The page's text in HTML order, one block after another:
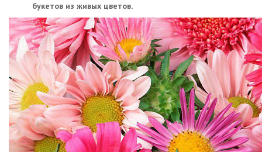
букетов из живых цветов.